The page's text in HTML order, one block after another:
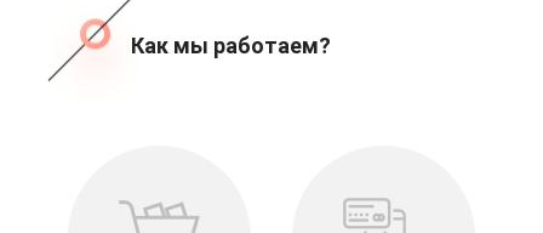
Как мы работаем?